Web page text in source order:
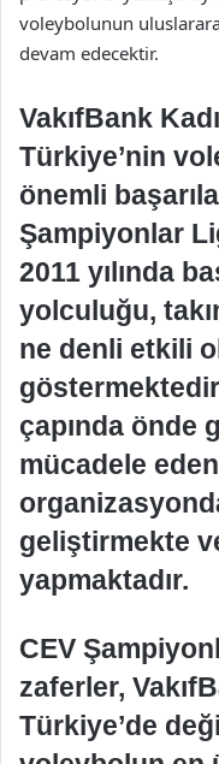
voleybolunun
devam edecektir.
VakıfBank
Türkiye’nin
önemli
Şampiyonlar
2011 yılında
yolculuğu,
ne denli etkili
çapında önde
mücadele
geliştirmekte
yapmaktadır.
CEV
zaferler,
Türkiye’de